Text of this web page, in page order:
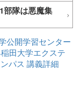
部隊は悪魔集
公開学習センター
田大学エクステ
パス 講義詳細